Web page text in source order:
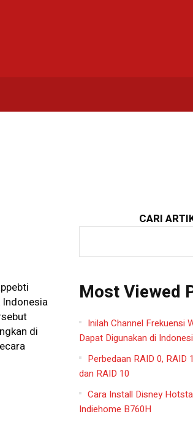
Indonesia
di
CARI
Most Viewed
Inilah Channel Frekuensi
Dapat Digunakan di
Perbedaan RAID 0, RAID
dan RAID 10
Cara Install Disney
Indiehome B760H